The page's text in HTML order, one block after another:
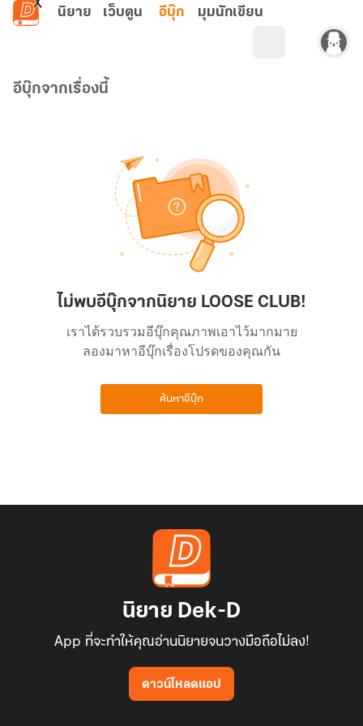
ข้ามไปยังเนื้อหาหลัก
นิยาย เว็บตูน อีบุ๊ก มุมนักเขียน
อีบุ๊กจากเรื่องนี้
ไม่พบอีบุ๊กจากนิยาย LOOSE CLUB!
เราได้รวบรวมอีบุ๊กคุณภาพเอาไว้มากมาย
ลองมาหาอีบุ๊กเรื่องโปรดของคุณกัน
ค้นหาอีบุ๊ก
นิยาย Dek-D
App ที่จะทำให้คุณอ่านนิยายจนวางมือถือไม่ลง!
ดาวน์โหลดแอป